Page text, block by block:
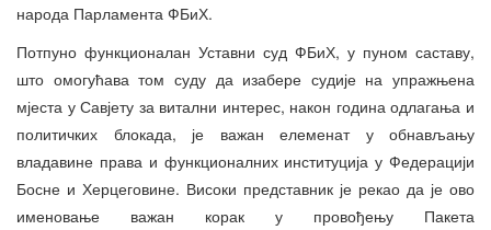
народа Парламента ФБиХ.
Потпуно функционалан Уставни суд ФБиХ, у пуном саставу,
што омогућава том суду да изабере судије на упражњена
мјеста у Савјету за витални интерес, након година одлагања и
политичких блокада, је важан елеменат у обнављању
владавине права и функционалних институција у Федерацији
Босне и Херцеговине. Високи представник је рекао да је ово
именовање важан корак у провођењу Пакета